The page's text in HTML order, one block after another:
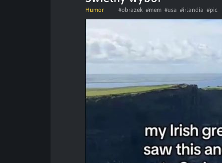
Humor #obrazek #mem #usa #irlandia #pic